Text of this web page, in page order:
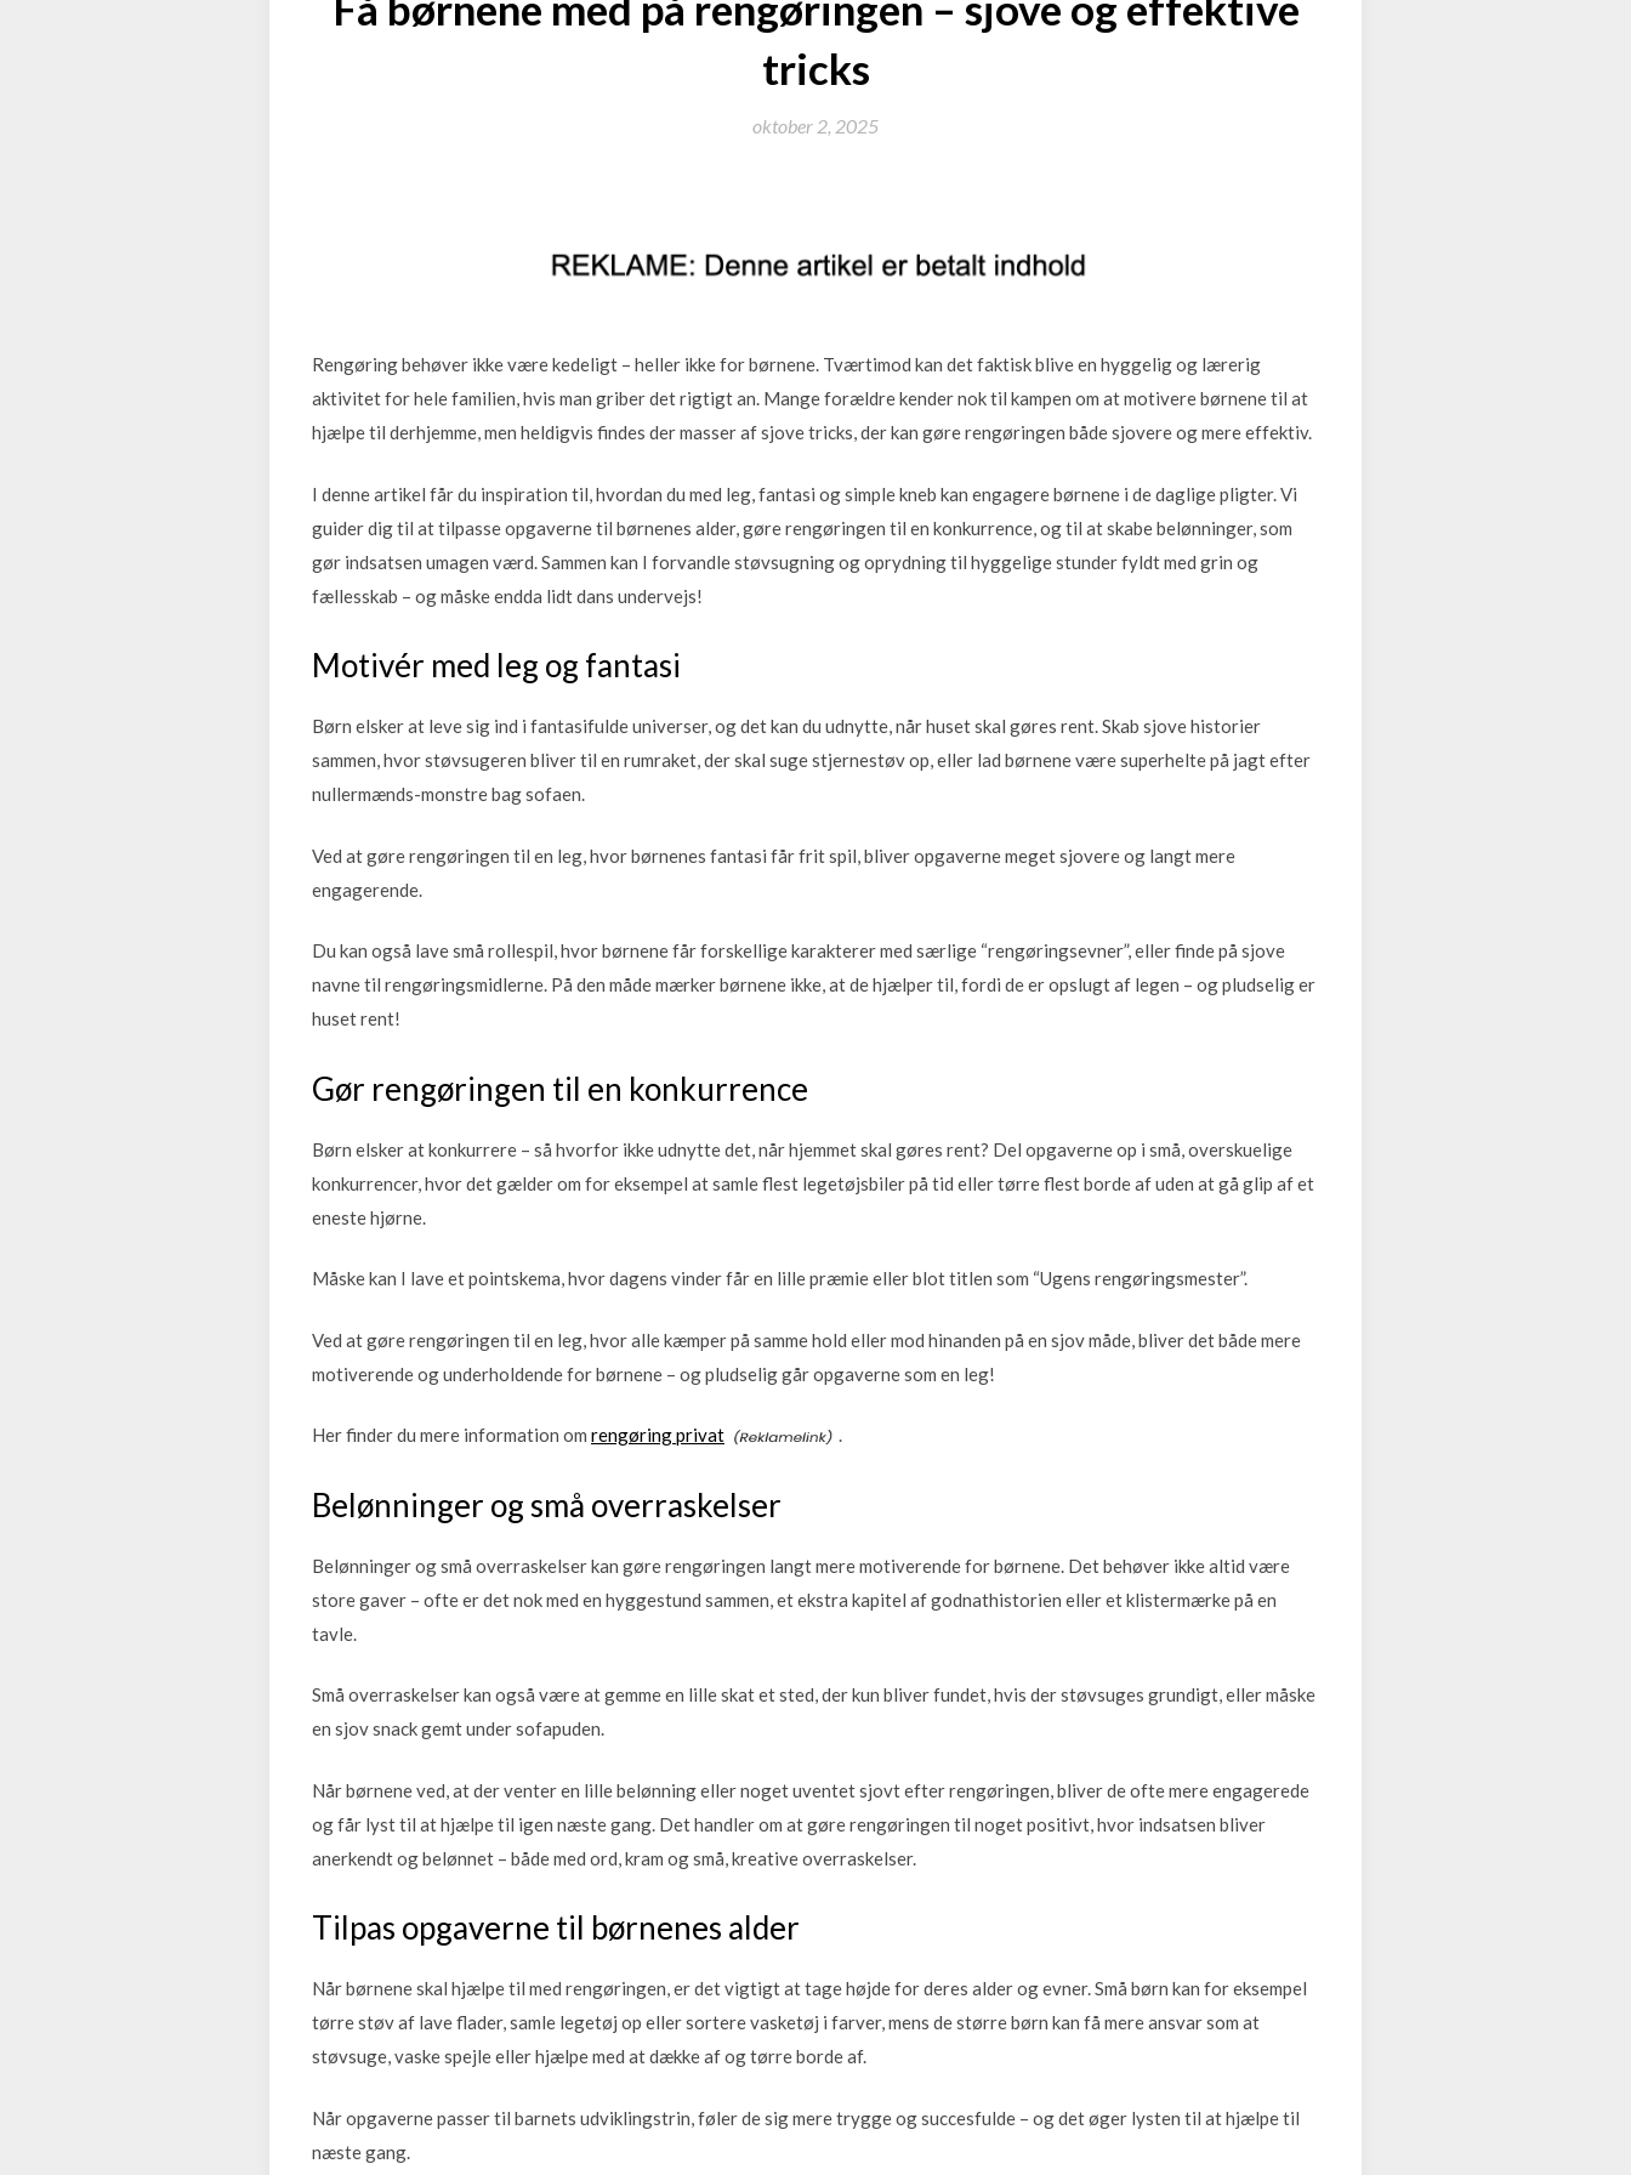
tricks
oktober 2, 2025
Rengøring behøver ikke være kedeligt – heller ikke for børnene. Tværtimod kan det faktisk blive en hyggelig og lærerig
aktivitet for hele familien, hvis man griber det rigtigt an. Mange forældre kender nok til kampen om at motivere børnene til at
hjælpe til derhjemme, men heldigvis findes der masser af sjove tricks, der kan gøre rengøringen både sjovere og mere effektiv.
I denne artikel får du inspiration til, hvordan du med leg, fantasi og simple kneb kan engagere børnene i de daglige pligter. Vi
guider dig til at tilpasse opgaverne til børnenes alder, gøre rengøringen til en konkurrence, og til at skabe belønninger, som
gør indsatsen umagen værd. Sammen kan I forvandle støvsugning og oprydning til hyggelige stunder fyldt med grin og
fællesskab – og måske endda lidt dans undervejs!
Motivér med leg og fantasi
Børn elsker at leve sig ind i fantasifulde universer, og det kan du udnytte, når huset skal gøres rent. Skab sjove historier
sammen, hvor støvsugeren bliver til en rumraket, der skal suge stjernestøv op, eller lad børnene være superhelte på jagt efter
nullermænds-monstre bag sofaen.
Ved at gøre rengøringen til en leg, hvor børnenes fantasi får frit spil, bliver opgaverne meget sjovere og langt mere
engagerende.
Du kan også lave små rollespil, hvor børnene får forskellige karakterer med særlige “rengøringsevner”, eller finde på sjove
navne til rengøringsmidlerne. På den måde mærker børnene ikke, at de hjælper til, fordi de er opslugt af legen – og pludselig er
huset rent!
Gør rengøringen til en konkurrence
Børn elsker at konkurrere – så hvorfor ikke udnytte det, når hjemmet skal gøres rent? Del opgaverne op i små, overskuelige
konkurrencer, hvor det gælder om for eksempel at samle flest legetøjsbiler på tid eller tørre flest borde af uden at gå glip af et
eneste hjørne.
Måske kan I lave et pointskema, hvor dagens vinder får en lille præmie eller blot titlen som “Ugens rengøringsmester”.
Ved at gøre rengøringen til en leg, hvor alle kæmper på samme hold eller mod hinanden på en sjov måde, bliver det både mere
motiverende og underholdende for børnene – og pludselig går opgaverne som en leg!
Her finder du mere information om rengøring privat .
Belønninger og små overraskelser
Belønninger og små overraskelser kan gøre rengøringen langt mere motiverende for børnene. Det behøver ikke altid være
store gaver – ofte er det nok med en hyggestund sammen, et ekstra kapitel af godnathistorien eller et klistermærke på en
tavle.
Små overraskelser kan også være at gemme en lille skat et sted, der kun bliver fundet, hvis der støvsuges grundigt, eller måske
en sjov snack gemt under sofapuden.
Når børnene ved, at der venter en lille belønning eller noget uventet sjovt efter rengøringen, bliver de ofte mere engagerede
og får lyst til at hjælpe til igen næste gang. Det handler om at gøre rengøringen til noget positivt, hvor indsatsen bliver
anerkendt og belønnet – både med ord, kram og små, kreative overraskelser.
Tilpas opgaverne til børnenes alder
Når børnene skal hjælpe til med rengøringen, er det vigtigt at tage højde for deres alder og evner. Små børn kan for eksempel
tørre støv af lave flader, samle legetøj op eller sortere vasketøj i farver, mens de større børn kan få mere ansvar som at
støvsuge, vaske spejle eller hjælpe med at dække af og tørre borde af.
Når opgaverne passer til barnets udviklingstrin, føler de sig mere trygge og succesfulde – og det øger lysten til at hjælpe til
næste gang.